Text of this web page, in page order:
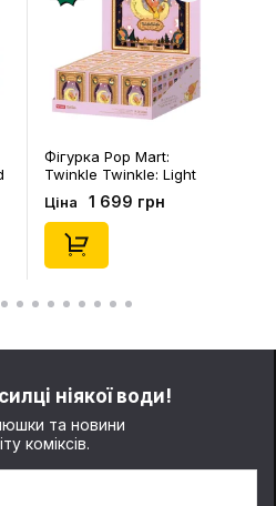
Фігурка Pop Mart:
Twinkle Twinkle: Light
Up: Scene Sets Series
(Blind Box: 1 з 10)
(Secret Edition),
(21372)
Ціна 1 699 грн
ніякої води!
та новини
коміксів.